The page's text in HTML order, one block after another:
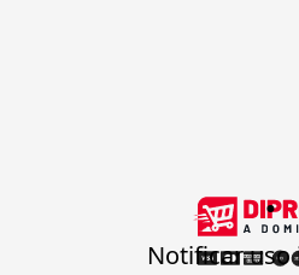
.
Notificar uso